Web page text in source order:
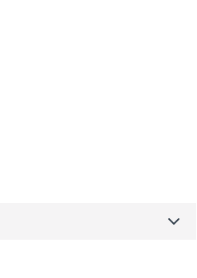
(dm3 per salgsforpakning)